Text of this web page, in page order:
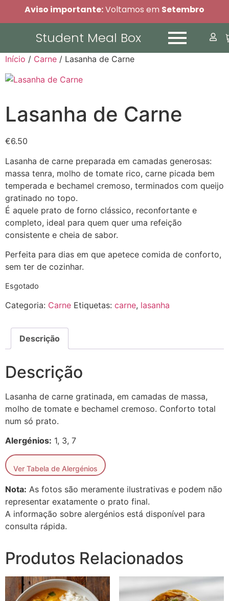
Aviso importante:Voltamos em Setembro
Student Meal Box
Início / Carne / Lasanha de Carne
Lasanha de Carne
€6.50
Lasanha de carne preparada em camadas generosas:
massa tenra, molho de tomate rico, carne picada bem
temperada e bechamel cremoso, terminados com queijo
gratinado no topo.
É aquele prato de forno clássico, reconfortante e
completo, ideal para quem quer uma refeição
consistente e cheia de sabor.
Perfeita para dias em que apetece comida de conforto,
sem ter de cozinhar.
Esgotado
Categoria: Carne Etiquetas: carne, lasanha
Descrição
Descrição
Lasanha de carne gratinada, em camadas de massa,
molho de tomate e bechamel cremoso. Conforto total
num só prato.
Alergénios: 1, 3, 7
Ver Tabela de Alergénios
Nota: As fotos são meramente ilustrativas e podem não
representar exatamente o prato final.
A informação sobre alergénios está disponível para
consulta rápida.
Produtos Relacionados